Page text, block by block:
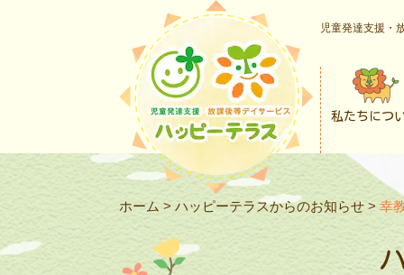
児童発達支援・
私たちにつ
ホーム > ハッピーテラスからのお知らせ > 幸